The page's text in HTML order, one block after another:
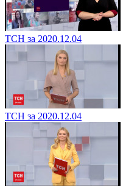
ТСН за 2020.12.04
ТСН за 2020.12.04